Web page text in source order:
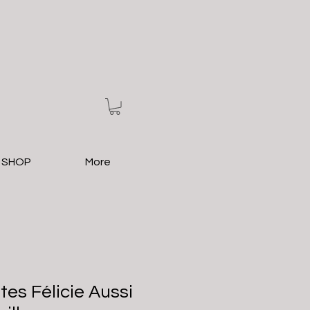
More
Félicie Aussi